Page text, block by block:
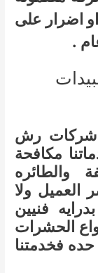
اضرار على
.
شركات رش
مكافحة
والطائره
العميل ولا
فنيين
الحشرات
فخدمتنا